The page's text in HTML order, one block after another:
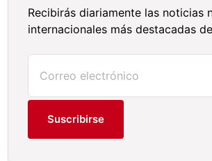
Recibirás diariamente las noticias
internacionales más destacadas
Suscribirse